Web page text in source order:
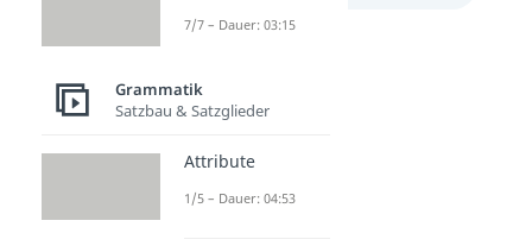
7/7 – Dauer: 03:15
Grammatik
Satzbau & Satzglieder
Attribute
1/5 – Dauer: 04:53